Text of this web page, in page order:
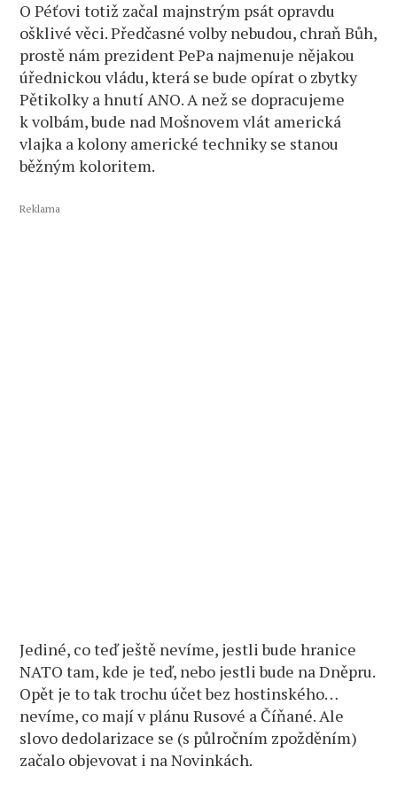
O Péťovi totiž začal majnstrým psát opravdu
ošklivé věci. Předčasné volby nebudou, chraň Bůh,
prostě nám prezident PePa najmenuje nějakou
úřednickou vládu, která se bude opírat o zbytky
Pětikolky a hnutí ANO. A než se dopracujeme
k volbám, bude nad Mošnovem vlát americká
vlajka a kolony americké techniky se stanou
běžným koloritem.
Reklama
Jediné, co teď ještě nevíme, jestli bude hranice
NATO tam, kde je teď, nebo jestli bude na Dněpru.
Opět je to tak trochu účet bez hostinského…
nevíme, co mají v plánu Rusové a Číňané. Ale
slovo dedolarizace se (s půlročním zpožděním)
začalo objevovat i na Novinkách.